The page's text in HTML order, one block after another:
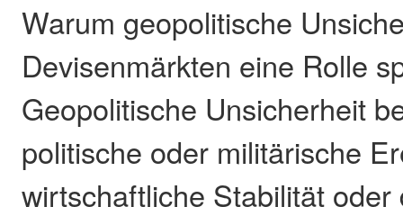
Warum geopolitische
Devisenmärkten eine Rolle
Geopolitische Unsicherheit
politische oder militärische
wirtschaftliche Stabilität